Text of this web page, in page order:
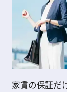
家賃の保証だ